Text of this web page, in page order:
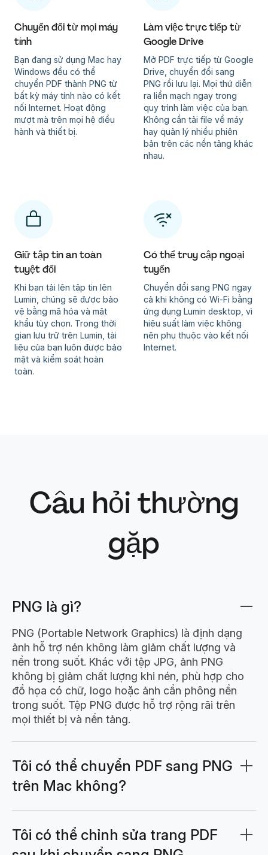
Chuyển đổi từ mọi máy
tính
Bạn đang sử dụng Mac hay
Windows đều có thể
chuyển PDF thành PNG từ
bất kỳ máy tính nào có kết
nối Internet. Hoạt động
mượt mà trên mọi hệ điều
hành và thiết bị.
Làm việc trực tiếp từ
Google Drive
Mở PDF trực tiếp từ Google
Drive, chuyển đổi sang
PNG rồi lưu lại. Mọi thứ diễn
ra liền mạch ngay trong
quy trình làm việc của bạn.
Không cần tải file về máy
hay quản lý nhiều phiên
bản trên các nền tảng khác
nhau.
Giữ tập tin an toàn
tuyệt đối
Khi bạn tải lên tập tin lên
Lumin, chúng sẽ được bảo
vệ bằng mã hóa và mật
khẩu tùy chọn. Trong thời
gian lưu trữ trên Lumin, tài
liệu của bạn luôn được bảo
mật và kiểm soát hoàn
toàn.
Có thể truy cập ngoại
tuyến
Chuyển đổi sang PNG ngay
cả khi không có Wi-Fi bằng
ứng dụng Lumin desktop, vì
hiệu suất làm việc không
nên phụ thuộc vào kết nối
Internet.
Câu hỏi thường
gặp
PNG là gì?
PNG (Portable Network Graphics) là định dạng
ảnh hỗ trợ nén không làm giảm chất lượng và
nền trong suốt. Khác với tệp JPG, ảnh PNG
không bị giảm chất lượng khi nén, phù hợp cho
đồ họa có chữ, logo hoặc ảnh cần phông nền
trong suốt. Tệp PNG được hỗ trợ rộng rãi trên
mọi thiết bị và nền tảng.
Tôi có thể chuyển PDF sang PNG
trên Mac không?
mỗi trang sẽ nhanh chóng được chuyển thành
ảnh PNG chất lượng cao. Hoàn toàn miễn phí và
Tôi có thể chỉnh sửa trang PDF